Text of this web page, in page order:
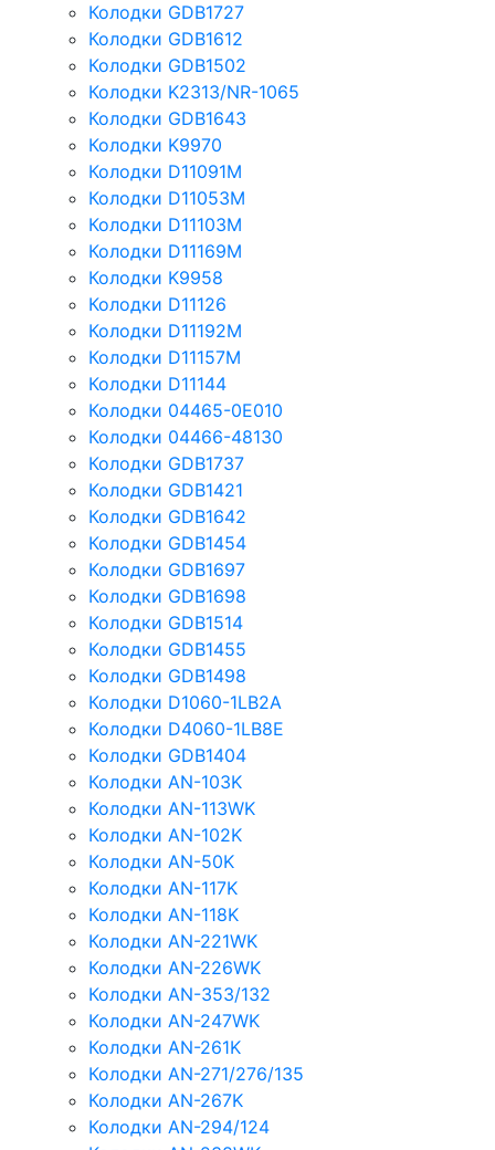
Колодки GDB1727
Колодки GDB1612
Колодки GDB1502
Колодки K2313/NR-1065
Колодки GDB1643
Колодки K9970
Колодки D11091M
Колодки D11053M
Колодки D11103M
Колодки D11169M
Колодки K9958
Колодки D11126
Колодки D11192M
Колодки D11157M
Колодки D11144
Колодки 04465-0E010
Колодки 04466-48130
Колодки GDB1737
Колодки GDB1421
Колодки GDB1642
Колодки GDB1454
Колодки GDB1697
Колодки GDB1698
Колодки GDB1514
Колодки GDB1455
Колодки GDB1498
Колодки D1060-1LB2A
Колодки D4060-1LB8E
Колодки GDB1404
Колодки AN-103K
Колодки AN-113WK
Колодки AN-102K
Колодки AN-50K
Колодки AN-117K
Колодки AN-118K
Колодки AN-221WK
Колодки AN-226WK
Колодки AN-353/132
Колодки AN-247WK
Колодки AN-261K
Колодки AN-271/276/135
Колодки AN-267K
Колодки AN-294/124